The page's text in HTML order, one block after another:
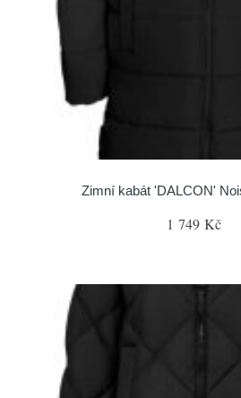
Zimní kabát 'DALCON'
1 749 Kč